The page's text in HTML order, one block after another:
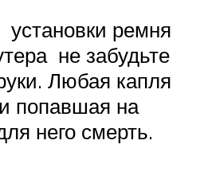
ремня
не забудьте
Любая капля
попавшая на
него смерть.